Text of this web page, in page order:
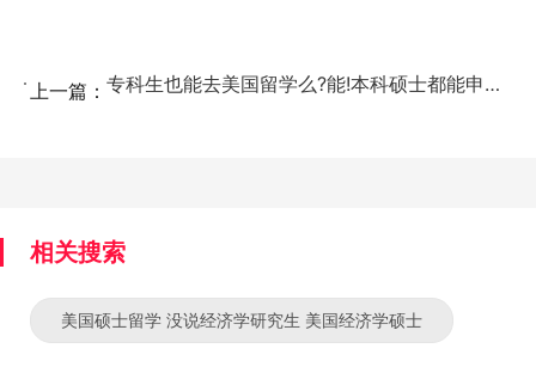
上一篇： 专科生也能去美国留学么?能!本科硕士都能申!...
相关搜索
美国硕士留学 没说经济学研究生 美国经济学硕士